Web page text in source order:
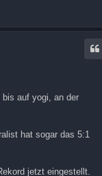
auf yogi, an der
hat sogar das 5:1
jetzt eingestellt.